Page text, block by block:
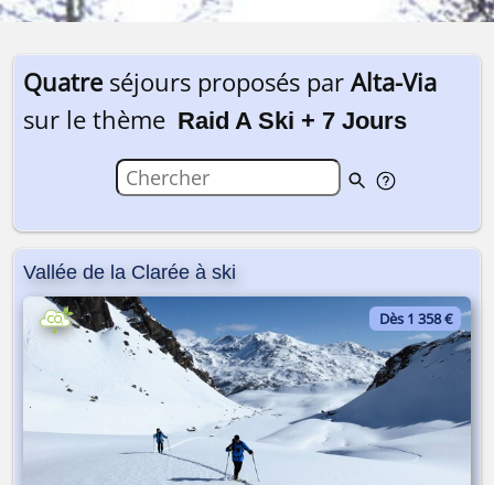
Quatre séjours proposés par Alta-Via
sur le thème Raid A Ski + 7 Jours
Vallée de la Clarée à ski
Dès 1 358 €